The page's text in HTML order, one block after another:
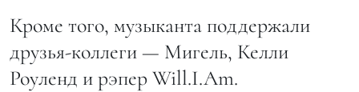
Кроме того, музыканта поддержали
друзья-коллеги — Мигель, Келли
Роуленд и рэпер Will.I.Am.